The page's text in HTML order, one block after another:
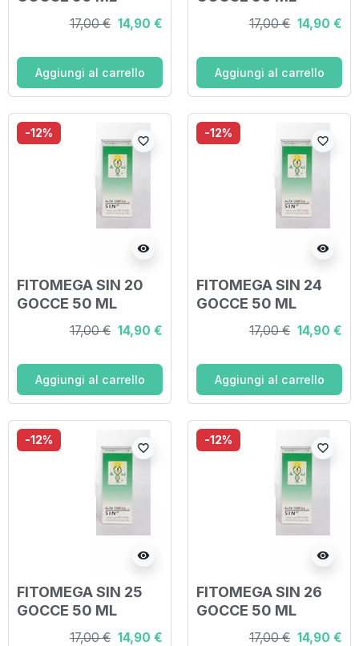
17,00 € 14,90 €
Aggiungi al carrello
17,00 € 14,90 €
Aggiungi al carrello
-12%
visibility
favorite_border
FITOMEGA SIN 20
GOCCE 50 ML
17,00 € 14,90 €
Aggiungi al carrello
-12%
visibility
favorite_border
FITOMEGA SIN 24
GOCCE 50 ML
17,00 € 14,90 €
Aggiungi al carrello
-12%
visibility
favorite_border
FITOMEGA SIN 25
GOCCE 50 ML
17,00 € 14,90 €
-12%
visibility
favorite_border
FITOMEGA SIN 26
GOCCE 50 ML
17,00 € 14,90 €